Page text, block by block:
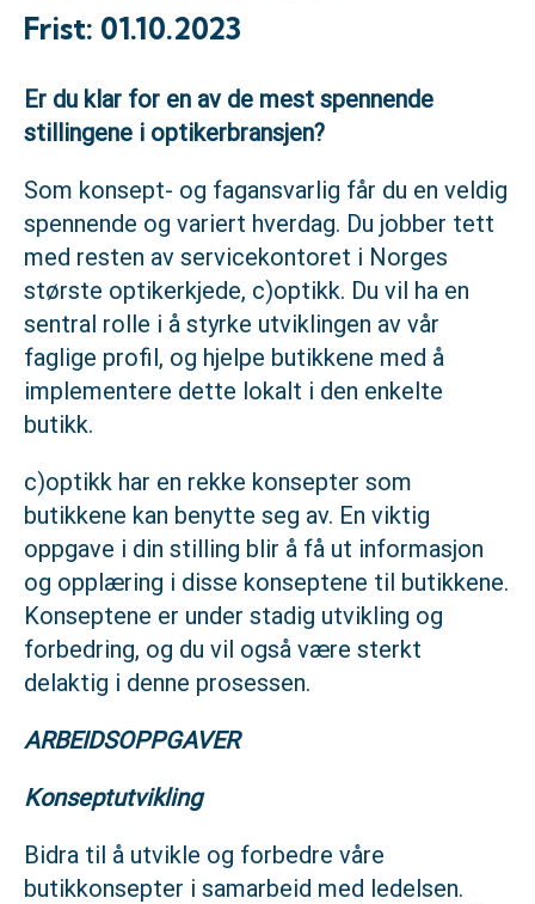
Frist: 01.10.2023
Er du klar for en av de mest spennende
stillingene i optikerbransjen?
Som konsept- og fagansvarlig får du en veldig
spennende og variert hverdag. Du jobber tett
med resten av servicekontoret i Norges
største optikerkjede, c)optikk. Du vil ha en
sentral rolle i å styrke utviklingen av vår
faglige profil, og hjelpe butikkene med å
implementere dette lokalt i den enkelte
butikk.
c)optikk har en rekke konsepter som
butikkene kan benytte seg av. En viktig
oppgave i din stilling blir å få ut informasjon
og opplæring i disse konseptene til butikkene.
Konseptene er under stadig utvikling og
forbedring, og du vil også være sterkt
delaktig i denne prosessen.
ARBEIDSOPPGAVER
Konseptutvikling
Bidra til å utvikle og forbedre våre
butikkonsepter i samarbeid med ledelsen.